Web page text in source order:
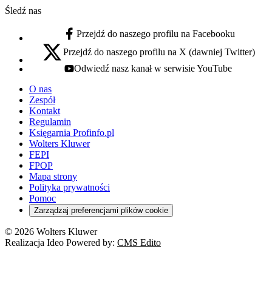
Śledź nas
facebook - otwiera się w nowej karcie
Przejdź do naszego profilu na Facebooku
x - otwiera się w nowej karcie
Przejdź do naszego profilu na X (dawniej Twitter)
youtube - otwiera się w nowej karcie
Odwiedź nasz kanał w serwisie YouTube
O nas
Zespół
Kontakt
Regulamin
Księgarnia Profinfo.pl
Wolters Kluwer
FEPI
FPOP
Mapa strony
Polityka prywatności
Pomoc
Zarządzaj preferencjami plików cookie
© 2026 Wolters Kluwer
Realizacja Ideo Powered by: CMS Edito